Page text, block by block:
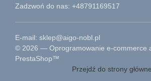
Zadzwoń do nas: +48791169517
E-mail: sklep@aigo-nobl.pl
© 2026 — Oprogramowanie e-commerce
PrestaShop™
Przejdź do strony